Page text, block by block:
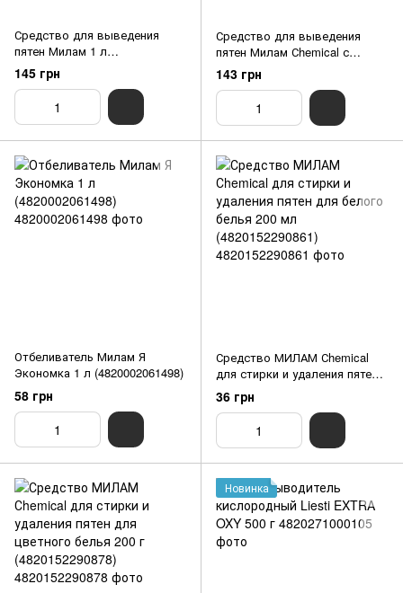
Средство для выведения
пятен Милам 1 л
(4820077610027)
145 грн
Средство для выведения
пятен Милам Сhemical с
распылителем 750 мл
(4820152290694)
143 грн
Отбеливатель Милам Я
Экономка 1 л (4820002061498)
58 грн
Средство МИЛАМ Сhemical
для стирки и удаления пятен
для белого белья 200 мл
(4820152290861)
36 грн
Новинка